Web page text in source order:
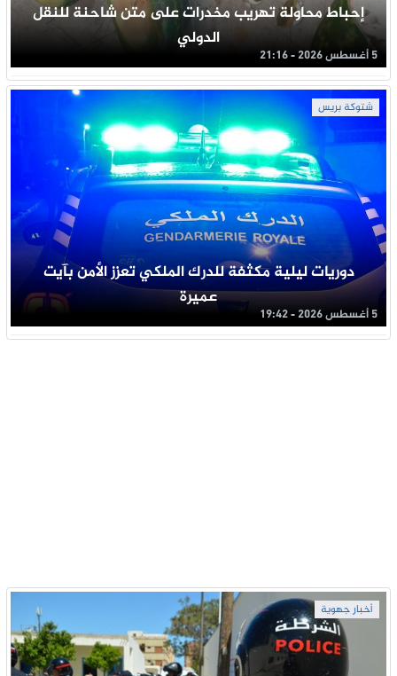
إحباط محاولة تهريب مخدرات على متن شاحنة للنقل
الدولي
5 أغسطس 2026 - 21:16
شتوكة بريس
دوريات ليلية مكثفة للدرك الملكي تعزز الأمن بآيت
عميرة
5 أغسطس 2026 - 19:42
أخبار جهوية